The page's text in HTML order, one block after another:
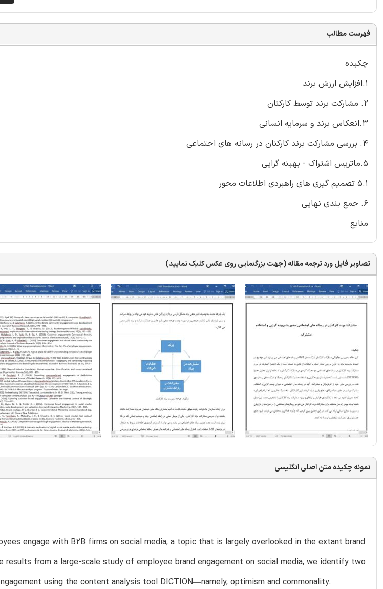
فهرست مطالب
چکیده
1.افزایش ارزش برند
2. مشارکت برند توسط کارکنان
3.انعکاس برند و سرمایه انسانی
4. بررسی مشارکت برند کارکنان در رسانه های اجتماعی
5.ماتریس اشتراک - بهینه گرایی
5.1 تصمیم گیری های راهبردی اطلاعات محور
6. جمع بندی نهایی
منابع
تصاویر فایل ورد ترجمه مقاله (جهت بزرگنمایی روی عکس کلیک نمایید)
نمونه چکیده متن اصلی انگلیسی
engage with B2B firms on social media, a topic that is largely overlooked in the extant brand
results from a large-scale study of employee brand engagement on social media, we identify two
using the content analysis tool DICTION—namely, optimism and commonality.